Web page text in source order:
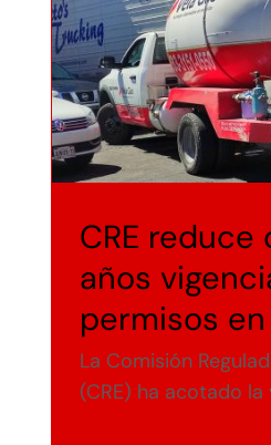
CRE reduce
años
permisos en
La Comisión
(CRE) ha acotado la